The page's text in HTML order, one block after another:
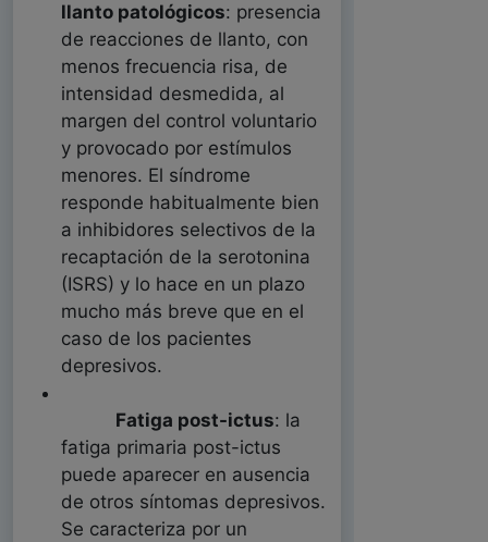
llanto patológicos: presencia
de reacciones de llanto, con
menos frecuencia risa, de
intensidad desmedida, al
margen del control voluntario
y provocado por estímulos
menores. El síndrome
responde habitualmente bien
a inhibidores selectivos de la
recaptación de la serotonina
(ISRS) y lo hace en un plazo
mucho más breve que en el
caso de los pacientes
depresivos.
Fatiga post-ictus: la
fatiga primaria post-ictus
puede aparecer en ausencia
de otros síntomas depresivos.
Se caracteriza por un